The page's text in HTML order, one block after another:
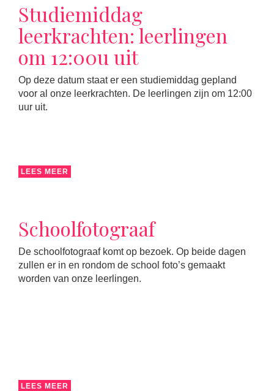
Studiemiddag
leerkrachten: leerlingen
om 12:00u uit
Op deze datum staat er een studiemiddag gepland
voor al onze leerkrachten. De leerlingen zijn om 12:00
uur uit.
LEES MEER
Schoolfotograaf
De schoolfotograaf komt op bezoek. Op beide dagen
zullen er in en rondom de school foto’s gemaakt
worden van onze leerlingen.
LEES MEER